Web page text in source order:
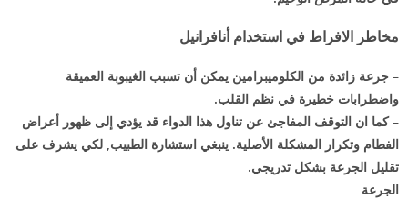
مخاطر الافراط في استخدام أنافرانيل
– جرعة زائدة من الكلوميبرامين يمكن أن تسبب الغيبوبة العميقة
واضطرابات خطيرة في نظم القلب.
– كما ان التوقف المفاجئ عن تناول هذا الدواء قد يؤدي إلى ظهور أعراض
الفطام وتكرار المشكلة الأصلية. ينبغي استشارة الطبيب, لكي يشرف على
تقليل الجرعة بشكل تدريجي.
الجرعة